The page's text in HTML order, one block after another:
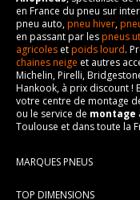
en France du pneu sur
pneu auto,pneu hiver,
en passant par lespneus
agricoles etpoids lourd.
chaines neige et autres
Michelin, Pirelli,
Hankook, à prix discount !
votre centre de montage
ou le service de montage
Toulouse et dans toute la
MARQUES PNEUS
TOP DIMENSIONS